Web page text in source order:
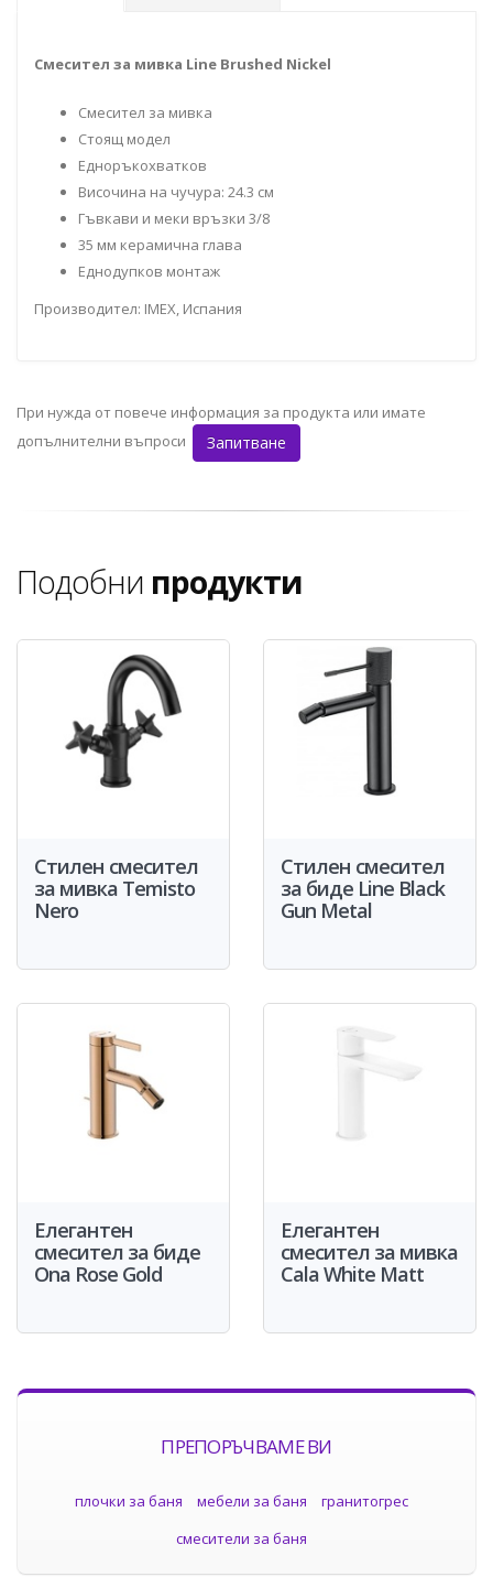
Смесител за мивка Line Brushed Nickel
Смесител за мивка
Стоящ модел
Едноръкохватков
Височина на чучура: 24.3 см
Гъвкави и меки връзки 3/8
35 мм керамична глава
Еднодупков монтаж
Производител: IMEX, Испания
При нужда от повече информация за продукта или имате
допълнителни въпроси
Запитване
Подобни продукти
Стилен смесител
за мивка Temisto
Nero
Стилен смесител
за биде Line Black
Gun Metal
Елегантен
смесител за биде
Ona Rose Gold
Елегантен
смесител за мивка
Cala White Matt
ПРЕПОРЪЧВАМЕ ВИ
плочки за баня мебели за баня
гранитогрес
смесители за баня